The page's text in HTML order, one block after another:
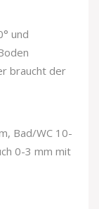
und
braucht der
Bad/WC 10-
0-3 mm mit